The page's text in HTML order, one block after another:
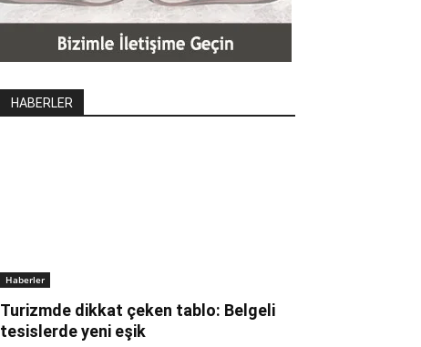
HABERLER
Haberler
Turizmde dikkat çeken tablo: Belgeli
tesislerde yeni eşik